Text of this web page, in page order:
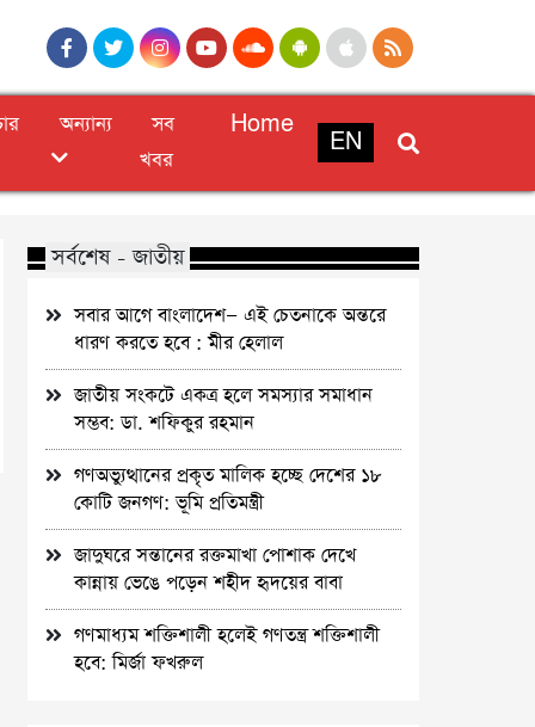
অন্যান্য
সব
খবর
Home
EN
সর্বশেষ - জাতীয়
সবার আগে বাংলাদেশ— এই চেতনাকে অন্তরে
ধারণ করতে হবে : মীর হেলাল
জাতীয় সংকটে একত্র হলে সমস্যার সমাধান
সম্ভব: ডা. শফিকুর রহমান
গণঅভ্যুত্থানের প্রকৃত মালিক হচ্ছে দেশের ১৮
কোটি জনগণ: ভূমি প্রতিমন্ত্রী
জাদুঘরে সন্তানের রক্তমাখা পোশাক দেখে
কান্নায় ভেঙে পড়েন শহীদ হৃদয়ের বাবা
গণমাধ্যম শক্তিশালী হলেই গণতন্ত্র শক্তিশালী
হবে: মির্জা ফখরুল